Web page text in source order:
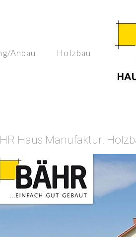
Anbau Holzbau
Haus Manufaktur: